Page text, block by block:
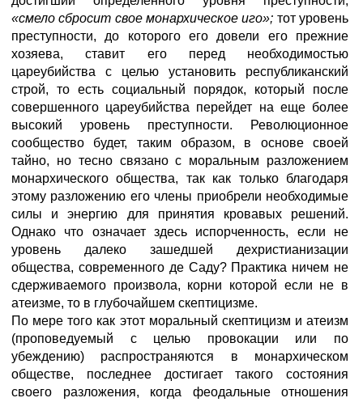
«смело сбросит свое монархическое иго»; тот уровень
преступности, до которого его довели его прежние
хозяева, ставит его перед необходимостью
цареубийства с целью установить республиканский
строй, то есть социальный порядок, который после
совершенного цареубийства перейдет на еще более
высокий уровень преступности. Революционное
сообщество будет, таким образом, в основе своей
тайно, но тесно связано с моральным разложением
монархического общества, так как только благодаря
этому разложению его члены приобрели необходимые
силы и энергию для принятия кровавых решений.
Однако что означает здесь испорченность, если не
уровень далеко зашедшей дехристианизации
общества, современного де Саду? Практика ничем не
сдерживаемого произвола, корни которой если не в
атеизме, то в глубочайшем скептицизме.
По мере того как этот моральный скептицизм и атеизм
(проповедуемый с целью провокации или по
убеждению) распространяются в монархическом
обществе, последнее достигает такого состояния
своего разложения, когда феодальные отношения